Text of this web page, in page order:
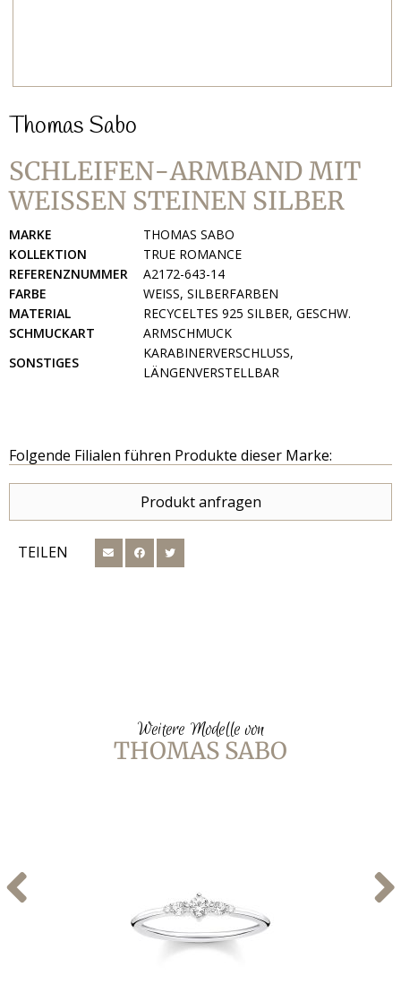
Thomas Sabo
SCHLEIFEN-ARMBAND MIT
WEISSEN STEINEN SILBER
MARKE
THOMAS SABO
KOLLEKTION
TRUE ROMANCE
REFERENZNUMMER
A2172-643-14
FARBE
WEISS, SILBERFARBEN
MATERIAL
RECYCELTES 925 SILBER, GESCHW.
SCHMUCKART
ARMSCHMUCK
SONSTIGES
KARABINERVERSCHLUSS,
LÄNGENVERSTELLBAR
Folgende Filialen führen Produkte dieser Marke:
Produkt anfragen
TEILEN
Weitere Modelle von
THOMAS SABO